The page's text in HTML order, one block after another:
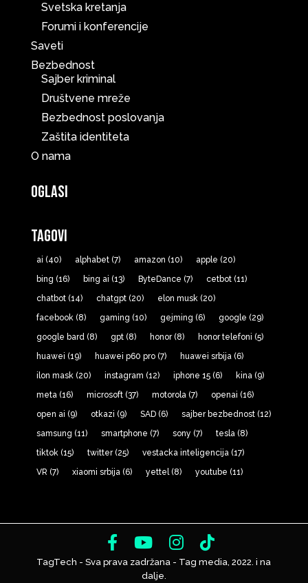
Svetska kretanja
Forumi i konferencije
Saveti
Bezbednost
Sajber kriminal
Društvene mreže
Bezbednost poslovanja
Zaštita identiteta
O nama
Oglasi
Tagovi
ai (40) alphabet(7) amazon (10) apple (20)
bing (16) bing ai (13) ByteDance (7) cetbot(11)
chatbot(14) chatgpt(20) elon musk(20)
facebook(8) gaming (10) gejming (6) google (29)
google bard(8) gpt(8) honor(8) honor telefoni (5)
huawei (19) huawei p60 pro(7) huawei srbija(6)
ilon mask(20) instagram (12) iphone 15(6) kina(9)
meta(16) microsoft(37) motorola(7) openai (16)
open ai (9) otkazi (9) SAD(6) sajber bezbednost(12)
samsung (11) smartphone (7) sony (7) tesla(8)
tiktok(15) twitter(25) vestacka inteligencija(17)
VR (7) xiaomi srbija(6) yettel(8) youtube (11)
TagTech - Sva prava zadržana - Tag media, 2022. i na
dalje.